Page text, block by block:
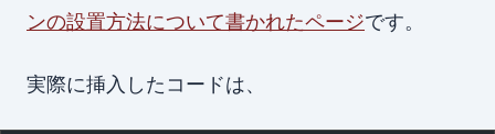
ンの設置方法について書かれたページです。
実際に挿入したコードは、